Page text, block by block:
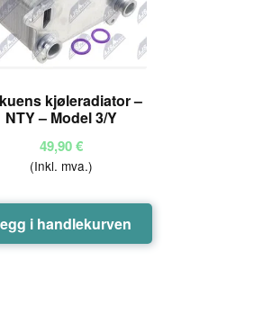
kjøleradiator –
NTY – Model 3/Y
49,90€
(Inkl. mva.)
i handlekurven